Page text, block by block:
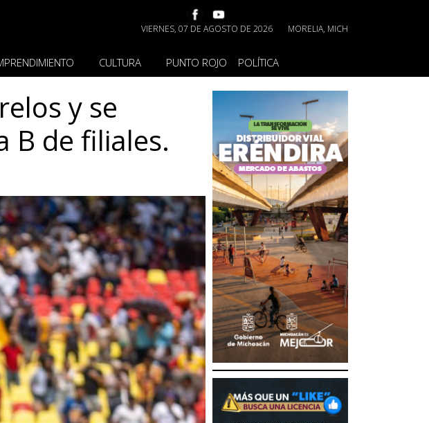
VIERNES, 07 DE AGOSTO DE 2026 MORELIA, MICH
CULTURA PUNTO ROJO POLÍTICA
y se
B de filiales.